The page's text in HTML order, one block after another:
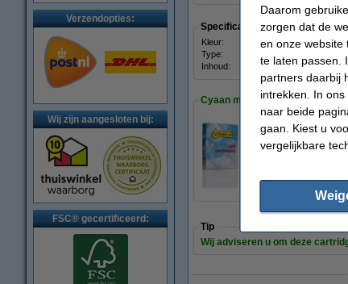
Verzendopties:
Wij zijn aangesloten bij:
FSC® gecertificeerd:
Specificaties
Kleur:
Type:
Inhoud:
17
Cyaan meebestellen
Epson 18
Tip
Wij adviseren u om deze
Daarom
zorgen dat de
en onze website
te laten passen.
partners daarbij
intrekken. In ons
naar beide
gaan. Kiest u
vergelijkbare